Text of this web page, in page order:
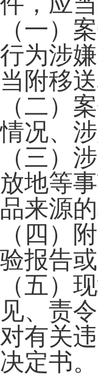
（一）
行为涉
当附移
（二）
情况、
（三）
放地等
品来源
（四）
验报告
（五）
见、责
对有关
决定书。